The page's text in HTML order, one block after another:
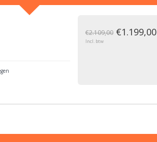
€2.109,00 €1.199,00
Incl. btw